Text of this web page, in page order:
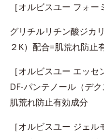
［オルビスユー フォー
グリチルリチン酸ジカ
２K）配合=肌荒れ防止
［オルビスユー エッセ
DF-パンテノール（デ
肌荒れ防止有効成分
［オルビスユー ジェル